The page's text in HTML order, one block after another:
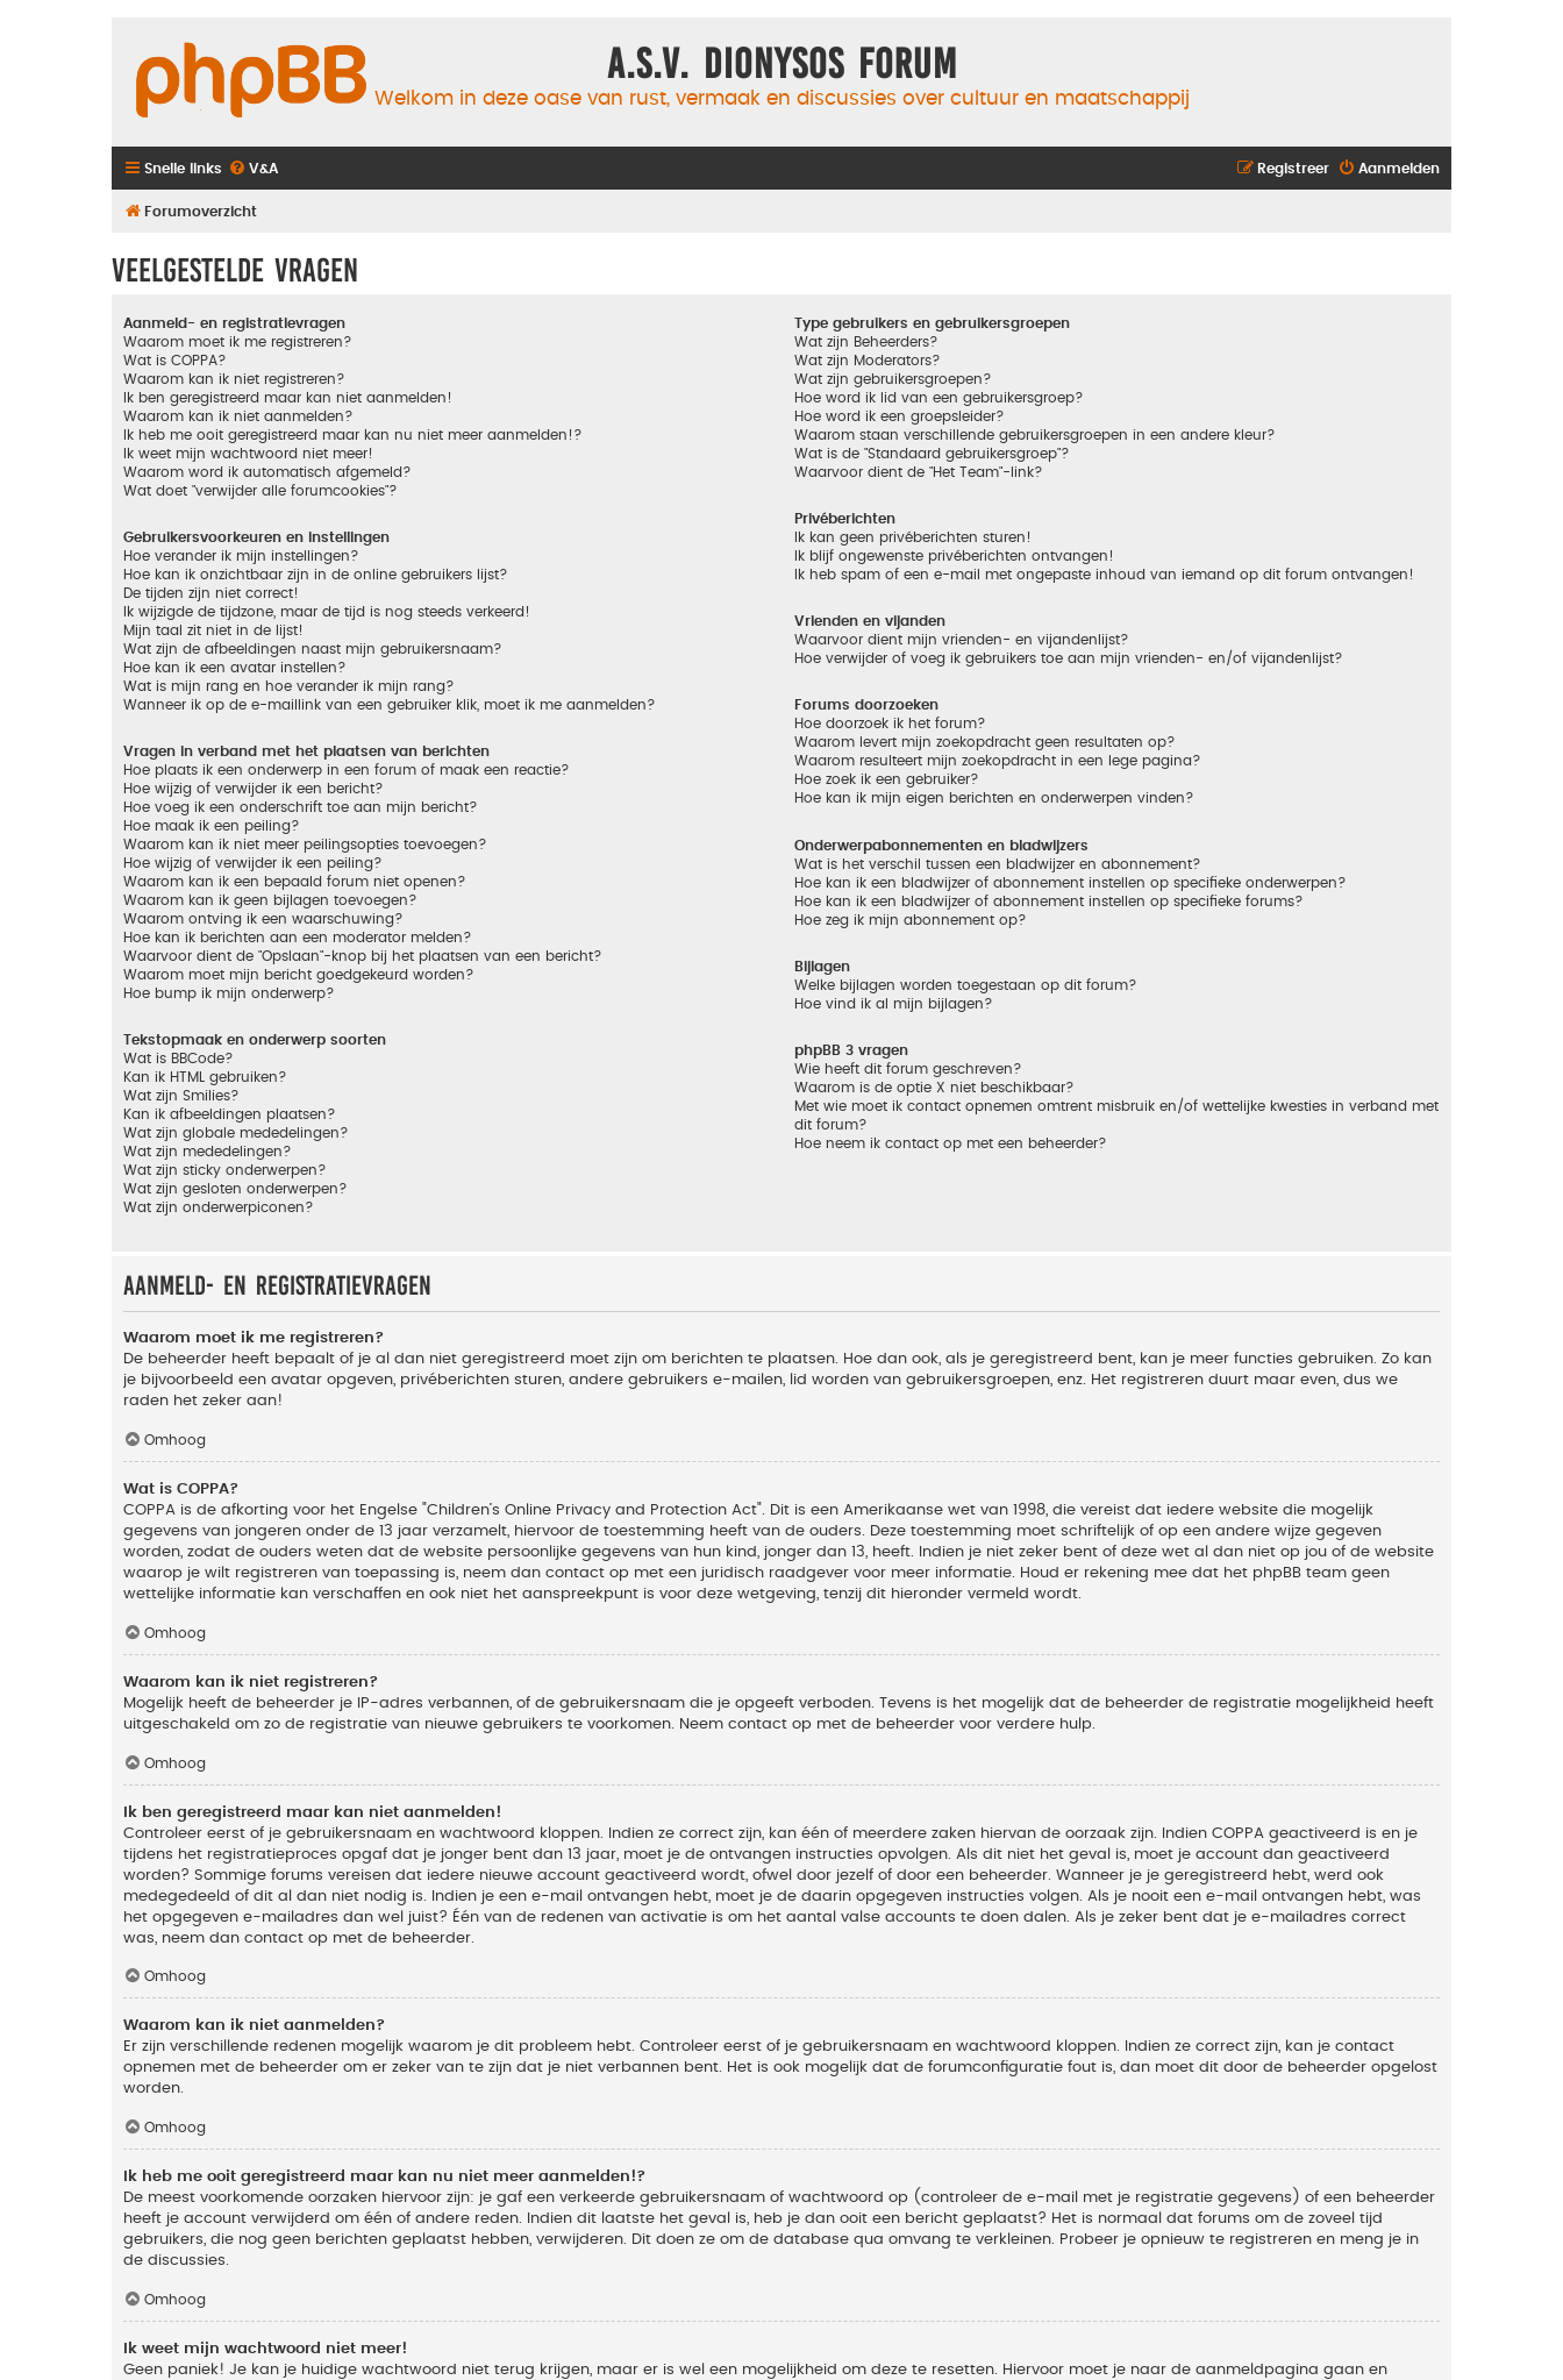
A.S.V. Dionysos Forum
Welkom in deze oase van rust, vermaak en discussies over cultuur en maatschappij
Snelle links V&A Aanmelden
Registreer
Forumoverzicht
Veelgestelde vragen
Aanmeld- en registratievragen
Waarom moet ik me registreren?
Wat is COPPA?
Waarom kan ik niet registreren?
Ik ben geregistreerd maar kan niet aanmelden!
Waarom kan ik niet aanmelden?
Ik heb me ooit geregistreerd maar kan nu niet meer aanmelden!?
Ik weet mijn wachtwoord niet meer!
Waarom word ik automatisch afgemeld?
Wat doet "verwijder alle forumcookies"?
Gebruikersvoorkeuren en instellingen
Hoe verander ik mijn instellingen?
Hoe kan ik onzichtbaar zijn in de online gebruikers lijst?
De tijden zijn niet correct!
Ik wijzigde de tijdzone, maar de tijd is nog steeds verkeerd!
Mijn taal zit niet in de lijst!
Wat zijn de afbeeldingen naast mijn gebruikersnaam?
Hoe kan ik een avatar instellen?
Wat is mijn rang en hoe verander ik mijn rang?
Wanneer ik op de e-maillink van een gebruiker klik, moet ik me aanmelden?
Vragen in verband met het plaatsen van berichten
Hoe plaats ik een onderwerp in een forum of maak een reactie?
Hoe wijzig of verwijder ik een bericht?
Hoe voeg ik een onderschrift toe aan mijn bericht?
Hoe maak ik een peiling?
Waarom kan ik niet meer peilingsopties toevoegen?
Hoe wijzig of verwijder ik een peiling?
Waarom kan ik een bepaald forum niet openen?
Waarom kan ik geen bijlagen toevoegen?
Waarom ontving ik een waarschuwing?
Hoe kan ik berichten aan een moderator melden?
Waarvoor dient de "Opslaan"-knop bij het plaatsen van een bericht?
Waarom moet mijn bericht goedgekeurd worden?
Hoe bump ik mijn onderwerp?
Tekstopmaak en onderwerp soorten
Wat is BBCode?
Kan ik HTML gebruiken?
Wat zijn Smilies?
Kan ik afbeeldingen plaatsen?
Wat zijn globale mededelingen?
Wat zijn mededelingen?
Wat zijn sticky onderwerpen?
Wat zijn gesloten onderwerpen?
Wat zijn onderwerpiconen?
Type gebruikers en gebruikersgroepen
Wat zijn Beheerders?
Wat zijn Moderators?
Wat zijn gebruikersgroepen?
Hoe word ik lid van een gebruikersgroep?
Hoe word ik een groepsleider?
Waarom staan verschillende gebruikersgroepen in een andere kleur?
Wat is de "Standaard gebruikersgroep"?
Waarvoor dient de "Het Team"-link?
Privéberichten
Ik kan geen privéberichten sturen!
Ik blijf ongewenste privéberichten ontvangen!
Ik heb spam of een e-mail met ongepaste inhoud van iemand op dit forum ontvangen!
Vrienden en vijanden
Waarvoor dient mijn vrienden- en vijandenlijst?
Hoe verwijder of voeg ik gebruikers toe aan mijn vrienden- en/of vijandenlijst?
Forums doorzoeken
Hoe doorzoek ik het forum?
Waarom levert mijn zoekopdracht geen resultaten op?
Waarom resulteert mijn zoekopdracht in een lege pagina?
Hoe zoek ik een gebruiker?
Hoe kan ik mijn eigen berichten en onderwerpen vinden?
Onderwerpabonnementen en bladwijzers
Wat is het verschil tussen een bladwijzer en abonnement?
Hoe kan ik een bladwijzer of abonnement instellen op specifieke onderwerpen?
Hoe kan ik een bladwijzer of abonnement instellen op specifieke forums?
Hoe zeg ik mijn abonnement op?
Bijlagen
Welke bijlagen worden toegestaan op dit forum?
Hoe vind ik al mijn bijlagen?
phpBB 3 vragen
Wie heeft dit forum geschreven?
Waarom is de optie X niet beschikbaar?
Met wie moet ik contact opnemen omtrent misbruik en/of wettelijke kwesties in verband met
dit forum?
Hoe neem ik contact op met een beheerder?
Aanmeld- en registratievragen
Waarom moet ik me registreren?
De beheerder heeft bepaalt of je al dan niet geregistreerd moet zijn om berichten te plaatsen. Hoe dan ook, als je geregistreerd bent, kan je meer functies gebruiken. Zo kan
je bijvoorbeeld een avatar opgeven, privéberichten sturen, andere gebruikers e-mailen, lid worden van gebruikersgroepen, enz. Het registreren duurt maar even, dus we
raden het zeker aan!
Omhoog
Wat is COPPA?
COPPA is de afkorting voor het Engelse "Children’s Online Privacy and Protection Act". Dit is een Amerikaanse wet van 1998, die vereist dat iedere website die mogelijk
gegevens van jongeren onder de 13 jaar verzamelt, hiervoor de toestemming heeft van de ouders. Deze toestemming moet schriftelijk of op een andere wijze gegeven
worden, zodat de ouders weten dat de website persoonlijke gegevens van hun kind, jonger dan 13, heeft. Indien je niet zeker bent of deze wet al dan niet op jou of de website
waarop je wilt registreren van toepassing is, neem dan contact op met een juridisch raadgever voor meer informatie. Houd er rekening mee dat het phpBB team geen
wettelijke informatie kan verschaffen en ook niet het aanspreekpunt is voor deze wetgeving, tenzij dit hieronder vermeld wordt.
Omhoog
Waarom kan ik niet registreren?
Mogelijk heeft de beheerder je IP-adres verbannen, of de gebruikersnaam die je opgeeft verboden. Tevens is het mogelijk dat de beheerder de registratie mogelijkheid heeft
uitgeschakeld om zo de registratie van nieuwe gebruikers te voorkomen. Neem contact op met de beheerder voor verdere hulp.
Omhoog
Ik ben geregistreerd maar kan niet aanmelden!
Controleer eerst of je gebruikersnaam en wachtwoord kloppen. Indien ze correct zijn, kan één of meerdere zaken hiervan de oorzaak zijn. Indien COPPA geactiveerd is en je
tijdens het registratieproces opgaf dat je jonger bent dan 13 jaar, moet je de ontvangen instructies opvolgen. Als dit niet het geval is, moet je account dan geactiveerd
worden? Sommige forums vereisen dat iedere nieuwe account geactiveerd wordt, ofwel door jezelf of door een beheerder. Wanneer je je geregistreerd hebt, werd ook
medegedeeld of dit al dan niet nodig is. Indien je een e-mail ontvangen hebt, moet je de daarin opgegeven instructies volgen. Als je nooit een e-mail ontvangen hebt, was
het opgegeven e-mailadres dan wel juist? Één van de redenen van activatie is om het aantal valse accounts te doen dalen. Als je zeker bent dat je e-mailadres correct
was, neem dan contact op met de beheerder.
Omhoog
Waarom kan ik niet aanmelden?
Er zijn verschillende redenen mogelijk waarom je dit probleem hebt. Controleer eerst of je gebruikersnaam en wachtwoord kloppen. Indien ze correct zijn, kan je contact
opnemen met de beheerder om er zeker van te zijn dat je niet verbannen bent. Het is ook mogelijk dat de forumconfiguratie fout is, dan moet dit door de beheerder opgelost
worden.
Omhoog
Ik heb me ooit geregistreerd maar kan nu niet meer aanmelden!?
De meest voorkomende oorzaken hiervoor zijn: je gaf een verkeerde gebruikersnaam of wachtwoord op (controleer de e-mail met je registratie gegevens) of een beheerder
heeft je account verwijderd om één of andere reden. Indien dit laatste het geval is, heb je dan ooit een bericht geplaatst? Het is normaal dat forums om de zoveel tijd
gebruikers, die nog geen berichten geplaatst hebben, verwijderen. Dit doen ze om de database qua omvang te verkleinen. Probeer je opnieuw te registreren en meng je in
de discussies.
Omhoog
Ik weet mijn wachtwoord niet meer!
Geen paniek! Je kan je huidige wachtwoord niet terug krijgen, maar er is wel een mogelijkheid om deze te resetten. Hiervoor moet je naar de aanmeldpagina gaan en